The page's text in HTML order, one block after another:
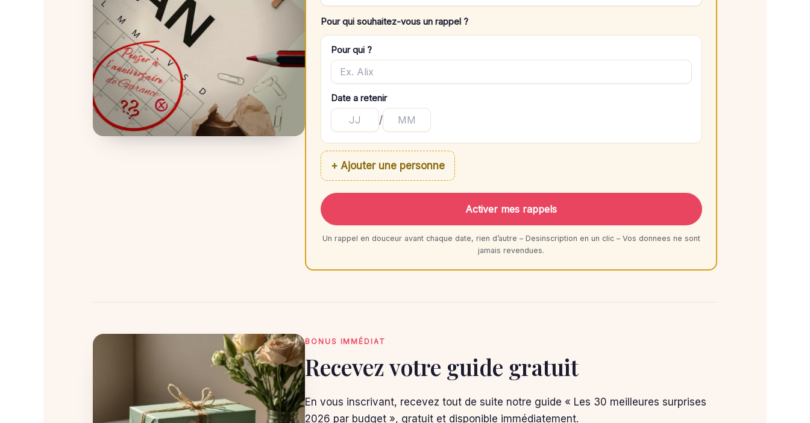
Pour qui souhaitez-vous un rappel ?
Pour qui ?
Date a retenir
/
+ Ajouter une personne
Activer mes rappels
Un rappel en douceur avant chaque date, rien d’autre – Desinscription en un clic – Vos donnees ne sont
jamais revendues.
BONUS IMMÉDIAT
Recevez votre guide gratuit
En vous inscrivant, recevez tout de suite notre guide « Les 30 meilleures surprises
2026 par budget », gratuit et disponible immédiatement.